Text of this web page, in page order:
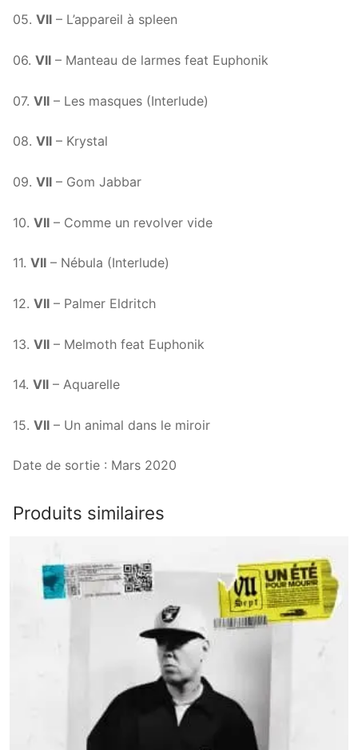
05. VII – L’appareil à spleen
06. VII – Manteau de larmes feat Euphonik
07. VII – Les masques (Interlude)
08. VII – Krystal
09. VII – Gom Jabbar
10. VII – Comme un revolver vide
11. VII – Nébula (Interlude)
12. VII – Palmer Eldritch
13. VII – Melmoth feat Euphonik
14. VII – Aquarelle
15. VII – Un animal dans le miroir
Date de sortie : Mars 2020
Produits similaires